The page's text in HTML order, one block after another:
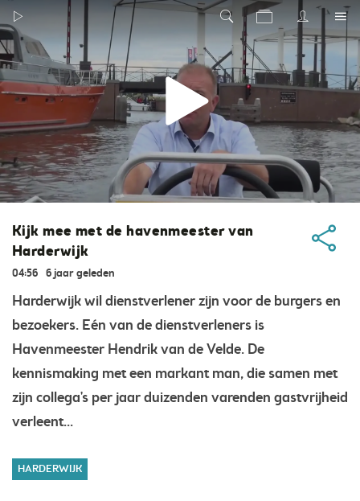
Kijk mee met de havenmeester van
Harderwijk
04:56 6 jaar geleden
Harderwijk wil dienstverlener zijn voor de burgers en
bezoekers. Eén van de dienstverleners is
Havenmeester Hendrik van de Velde. De
kennismaking met een markant man, die samen met
zijn collega's per jaar duizenden varenden gastvrijheid
verleent...
HARDERWIJK